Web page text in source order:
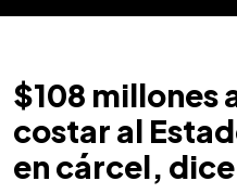
$108 millones
costar al
en cárcel,